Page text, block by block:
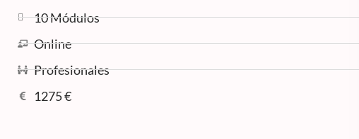
10 Módulos
Online
Profesionales
1275 €